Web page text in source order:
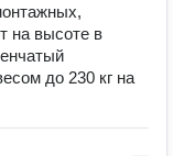
на высоте в
до 230 кг на